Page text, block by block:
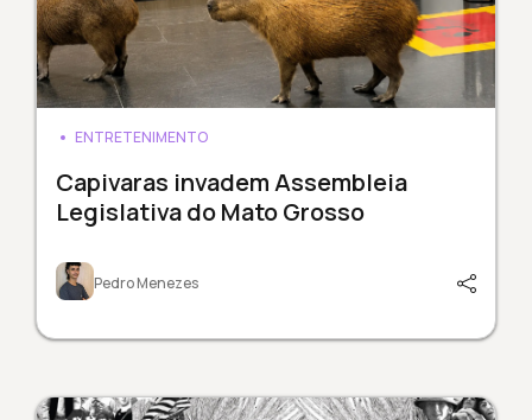
ENTRETENIMENTO
Capivaras invadem Assembleia
Legislativa do Mato Grosso
Pedro Menezes